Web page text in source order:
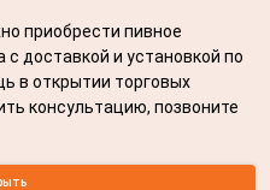
приобрести пивное
доставкой и установкой по
в открытии торговых
консультацию, позвоните